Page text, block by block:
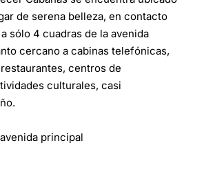
de serena belleza, en contacto
sólo 4 cuadras de la avenida
cercano a cabinas telefónicas,
centros de
culturales, casi
principal